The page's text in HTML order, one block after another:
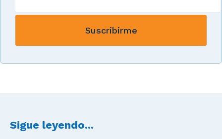
Sigue leyendo...